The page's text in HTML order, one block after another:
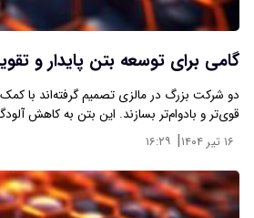
گامی برای توسعه بتن پایدار و
دو شرکت بزرگ در مالزی تصمیم گرفته‌اند با
قوی‌تر و بادوام‌تر بسازند. این بتن به کاهش
۱۶ تیر ۱۴۰۴ | ۱۶:۲۹